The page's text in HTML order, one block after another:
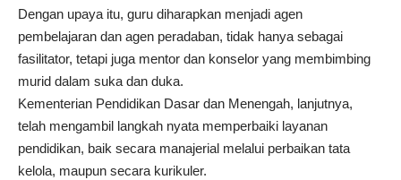
Dengan upaya itu, guru diharapkan menjadi agen
pembelajaran dan agen peradaban, tidak hanya sebagai
fasilitator, tetapi juga mentor dan konselor yang membimbing
murid dalam suka dan duka.
Kementerian Pendidikan Dasar dan Menengah, lanjutnya,
telah mengambil langkah nyata memperbaiki layanan
pendidikan, baik secara manajerial melalui perbaikan tata
kelola, maupun secara kurikuler.